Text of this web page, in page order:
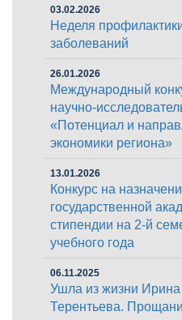
03.02.2026
Неделя
заболеваний
26.01.2026
Международный
научно-
«Потенциал и
экономики региона»
13.01.2026
Конкурс на
государственной
стипендии на 2-й
учебного года
06.11.2025
Ушла из жизни Ирина
Терентьева.